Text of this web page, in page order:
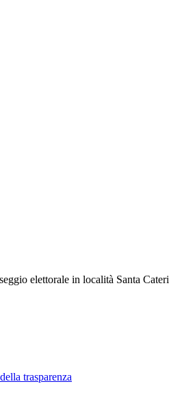
elettorale in località Santa
trasparenza